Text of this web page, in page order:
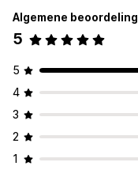
Algemene beoordeling
5
5
4
3
2
1